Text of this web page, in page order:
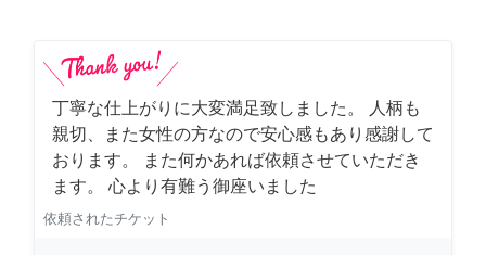
丁寧な仕上がりに大変満足致しました。 人柄も
親切、また女性の方なので安心感もあり感謝して
おります。 また何かあれば依頼させていただき
ます。 心より有難う御座いました
依頼されたチケット